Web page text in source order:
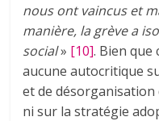
nous ont vaincus et
manière, la grève a
social» [10]. Bien que
aucune autocritique
et de désorganisation
ni sur la stratégie